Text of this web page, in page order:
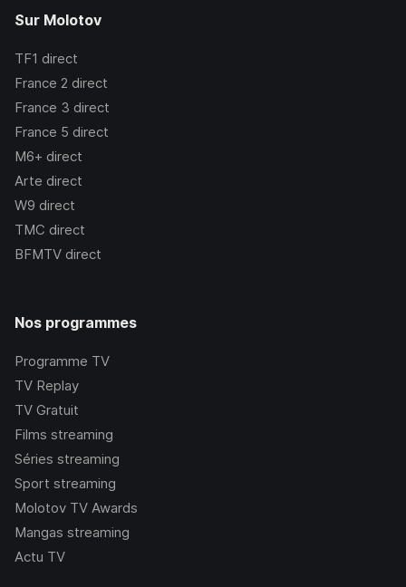
Sur Molotov
TF1 direct
France 2 direct
France 3 direct
France 5 direct
M6+ direct
Arte direct
W9 direct
TMC direct
BFMTV direct
Nos programmes
Programme TV
TV Replay
TV Gratuit
Films streaming
Séries streaming
Sport streaming
Molotov TV Awards
Mangas streaming
Actu TV